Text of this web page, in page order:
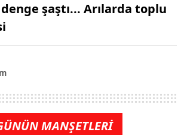
denge şaştı... Arılarda toplu
MANŞETLERİ